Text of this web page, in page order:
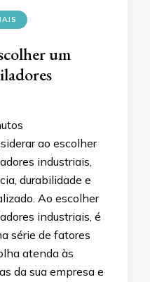
um
ao escolher
industriais,
durabilidade e
Ao escolher
industriais, é
série de fatores
atenda às
da sua empresa e